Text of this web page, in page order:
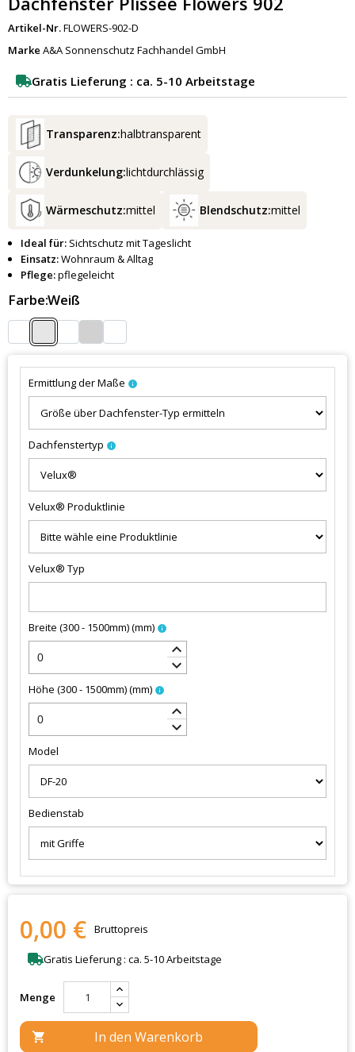
Artikel-Nr.FLOWERS-902-D
Marke A&A Sonnenschutz Fachhandel GmbH
Gratis Lieferung : ca. 5-10 Arbeitstage
Transparenz:halbtransparent
Verdunkelung:lichtdurchlässig
Wärmeschutz:mittel Blendschutz:mittel
Ideal für: Sichtschutz mit Tageslicht
Einsatz:Wohnraum & Alltag
Pflege:pflegeleicht
Farbe:Weiß
Ermittlung der Maße info
Dachfenstertyp info
Velux® Produktlinie
Velux® Typ
Breite (300 - 1500mm)(mm) info
keyboard_arrow_up
keyboard_arrow_down
Höhe (300 - 1500mm)(mm) info
keyboard_arrow_up
keyboard_arrow_down
Model
Bedienstab
0,00 € Bruttopreis
Gratis Lieferung : ca. 5-10 Arbeitstage
Menge
 In den Warenkorb